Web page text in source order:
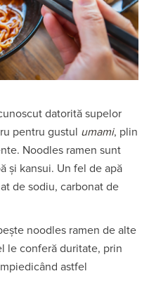
datorită supelor
pentru gustul umami, plin
Noodles ramen sunt
și kansui. Un fel de apă
de sodiu, carbonat de
noodles ramen de alte
le conferă duritate, prin
astfel